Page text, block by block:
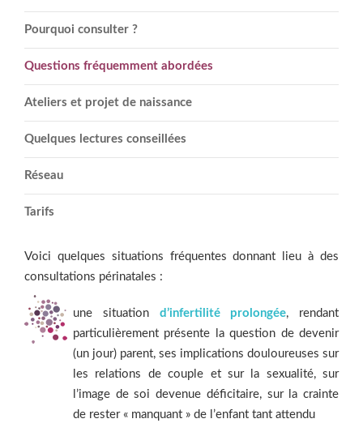
Pourquoi consulter ?
Questions fréquemment abordées
Ateliers et projet de naissance
Quelques lectures conseillées
Réseau
Tarifs
Voici quelques situations fréquentes donnant lieu à des
consultations périnatales :
une situation d’infertilité prolongée, rendant
particulièrement présente la question de devenir
(un jour) parent, ses implications douloureuses sur
les relations de couple et sur la sexualité, sur
l’image de soi devenue déficitaire, sur la crainte
de rester « manquant » de l’enfant tant attendu